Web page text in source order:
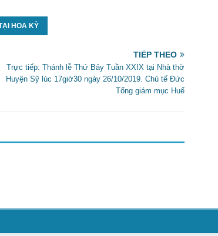
HOA KỲ
TIẾP THEO
Trực tiếp: Thánh lễ Thứ Bảy Tuần XXIX tại Nhà thờ
Huyện Sỹ lúc 17giờ30 ngày 26/10/2019. Chủ tế Đức
Tổng giám mục Huế